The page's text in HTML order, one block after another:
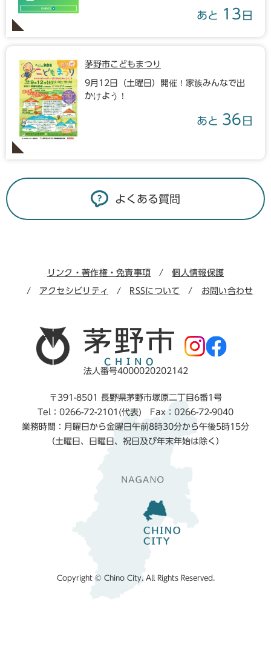
あと 13 日
茅野市こどもまつり
9月12日（土曜日）開催！家族みんなで出
かけよう！
あと 36 日
よくある質問
リンク・著作権・免責事項 個人情報保護
アクセシビリティ RSSについて お問い合わせ
法人番号4000020202142
〒391-8501 長野県茅野市塚原二丁目6番1号
Tel：0266-72-2101(代表) Fax：0266-72-9040
業務時間：月曜日から金曜日午前8時30分から午後5時15分
（土曜日、日曜日、祝日及び年末年始は除く）
Copyright © Chino City. All Rights Reserved.